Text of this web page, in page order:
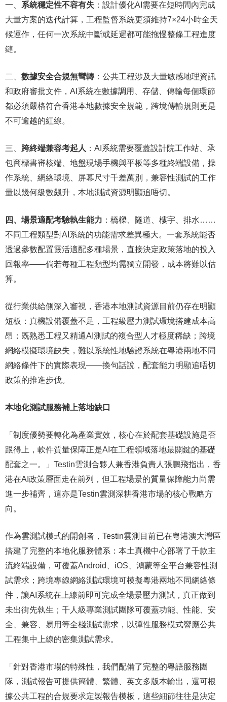
一、 系統穩定性不容有失 ：設計優化AI需要在短時間內完成
大量方案的迭代計算，工程監督系統更須維持7×24小時全天
候運作，任何一次系統中斷或延遲都可能拖慢整條工程進度
鏈。
二、 數據安全合規無彎轉：公共工程涉及大量敏感地理資訊
和政府審批文件，AI系統在數據調用、存儲、傳輸每個環節
都必須嚴格符合香港本地數據安全規範，跨境傳輸規則更是
不可逾越的紅線。
三、 跨終端兼容考起人 ：AI系統需要覆蓋設計院工作站、承
包商標書審核端、地盤現場手機與平板等多種終端設備，操
作系統、網絡環境、屏幕尺寸千差萬別，兼容性測試的工作
量以幾何級數飆升，本地測試資源明顯追唔切。
四、場景適配考驗執生能力 ：橋樑、隧道、樓宇、排水……
不同工程類型對AI系統的功能需求差異極大。一套系統能否
透過參數配置靈活適配多種場景，直接決定政策落地的投入
回報率——倘若每種工程類型均需獨立開發，成本將難以估
算。
從行業供給側深入審視，香港本地測試資源目前仍存在明顯
短板：真機設備覆蓋不足，工程級壓力測試環境搭建成本高
昂；既熟悉工程又精通AI測試的複合型人才極度稀缺；跨境
網絡模擬環境缺失，難以系統性地驗證系統在粵港兩地不同
網絡條件下的實際表現——換句話說，配套能力明顯追唔切
政策的推進步伐。
本地化測試服務補上落地缺口
「制度優勢要轉化為產業實效，核心在於配套基礎設施是否
跟得上，軟件質量保障正是AI在工程領域落地最關鍵的基礎
配套之一。」Testin雲測合夥人兼香港負責人張鵬飛指出，香
港在AI政策層面走在前列，但工程場景的質量保障能力尚需
進一步補齊，這亦是Testin雲測深耕香港市場的核心戰略方
向。
作為雲測試模式的開創者，Testin雲測目前已在粵港澳大灣區
搭建了完整的本地化服務體系：本土真機中心部署了千款主
流終端設備，可覆蓋Android、iOS、鴻蒙等全平台兼容性測
試需求；跨境專線網絡測試環境可模擬粵港兩地不同網絡條
件，讓AI系統在上線前即可完成全場景壓力測試，真正做到
未出街先執生；千人級專業測試團隊可覆蓋功能、性能、安
全、兼容、易用等全棧測試需求，以彈性服務模式響應公共
工程集中上線的密集測試需求。
「針對香港市場的特殊性，我們配備了完整的粵語服務團
隊，測試報告可提供簡體、繁體、英文多版本輸出，還可根
據公共工程的合規要求定製報告模板，這些細節往往是決定